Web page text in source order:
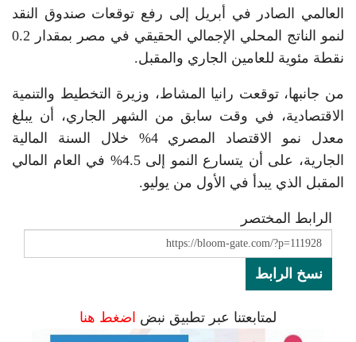
العالمي الصادر في أبريل إلى رفع توقعات صندوق النقد
لنمو الناتج المحلي الإجمالي الحقيقي في مصر بمقدار 0.2
نقطة مئوية للعامين الجاري والمقبل.
من جانبها، توقعت رانيا المشاط، وزيرة التخطيط والتنمية
الاقتصادية، في وقت سابق من الشهر الجاري، أن يبلغ
معدل نمو الاقتصاد المصري 4% خلال السنة المالية
الجارية، على أن يتسارع النمو إلى 4.5% في العام المالي
المقبل الذي يبدأ في الأول من يوليو.
الرابط المختصر
نسخ الرابط
لمتابعتنا عبر تطبيق نبض اضغط هنا